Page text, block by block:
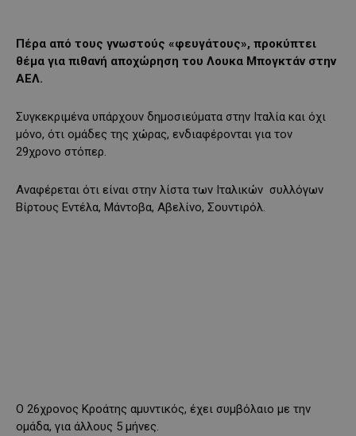
Πέρα από τους γνωστούς «φευγάτους», προκύπτει
θέμα για πιθανή αποχώρηση του Λουκα Μπογκτάν στην
ΑΕΛ.
Συγκεκριμένα υπάρχουν δημοσιεύματα στην Ιταλία και όχι
μόνο, ότι ομάδες της χώρας, ενδιαφέρονται για τον
29χρονο στόπερ.
Αναφέρεται ότι είναι στην λίστα των Ιταλικών συλλόγων
Βίρτους Εντέλα, Μάντοβα, Αβελίνο, Σουντιρόλ.
O 26χρονος Κροάτης αμυντικός, έχει συμβόλαιο με την
ομάδα, για άλλους 5 μήνες.